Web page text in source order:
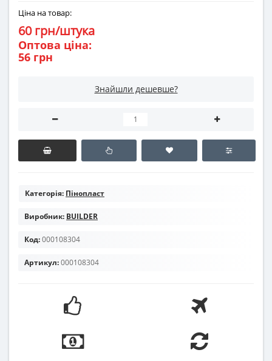
Ціна на товар:
60 грн/штука
Оптова ціна:
56 грн
Знайшли дешевше?
Категорія: Пінопласт
Виробник: BUILDER
Код:000108304
Артикул:000108304